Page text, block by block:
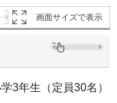
画面サイズで表示
3年生（定員30名）